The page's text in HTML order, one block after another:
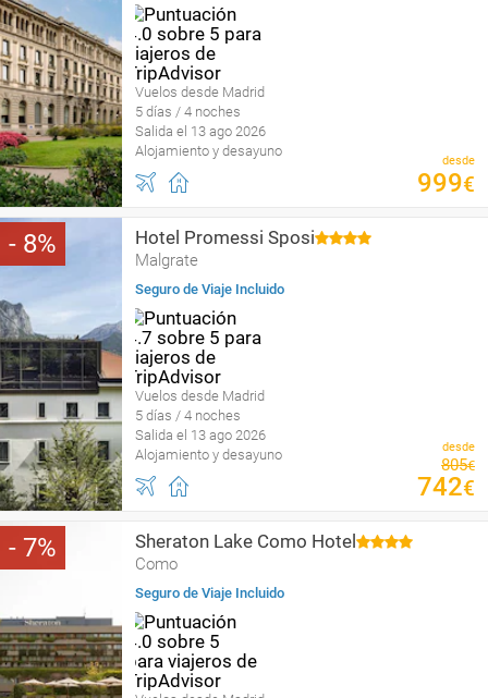
Vuelos desde Madrid
5 días / 4 noches
Salida el 13 ago 2026
Alojamiento y desayuno
desde
999€
8 Hotel Promessi Sposi
Malgrate
Seguro de Viaje Incluido
Vuelos desde Madrid
5 días / 4 noches
Salida el 13 ago 2026
Alojamiento y desayuno
desde
805€
742€
7 Sheraton Lake Como Hotel
Como
Seguro de Viaje Incluido